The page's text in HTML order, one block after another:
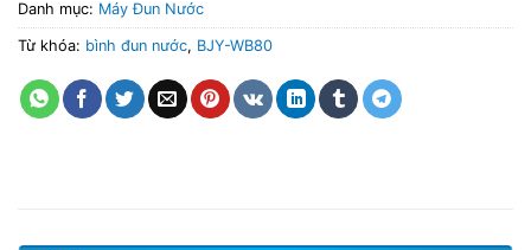
Danh mục: Máy Đun Nước
Từ khóa: bình đun nước, BJY-WB80